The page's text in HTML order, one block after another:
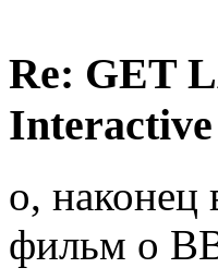
Re: GET
о,
фильм о